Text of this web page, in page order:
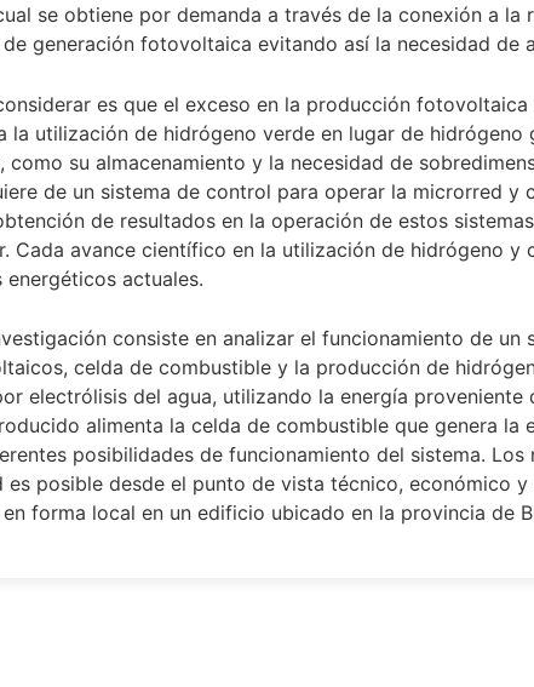
se obtiene por demanda a través de la conexión a
generación fotovoltaica evitando así la necesidad de
es que el exceso en la producción
utilización de hidrógeno verde en lugar de
su almacenamiento y la necesidad de
de un sistema de control para operar la microrred
de resultados en la operación de estos
Cada avance científico en la utilización de hidrógeno
actuales.
consiste en analizar el funcionamiento de
celda de combustible y la producción de
electrólisis del agua, utilizando la energía
alimenta la celda de combustible que genera la
posibilidades de funcionamiento del sistema.
posible desde el punto de vista técnico, económico
forma local en un edificio ubicado en la provincia de